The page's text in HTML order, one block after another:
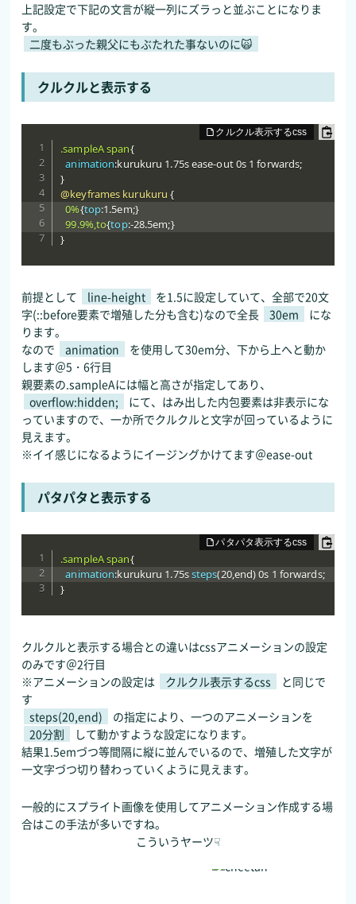
上記設定で下記の文言が縦一列にズラっと並ぶことになりま
す。
二度もぶった親父にもぶたれた事ないのに🙀
クルクルと表示する
.sampleA span{
animation:kurukuru 1.75s ease-out 0s 1 forwards;
}
@keyframes kurukuru {
0%{top:1.5em;}
99.9%,to{top:-28.5em;}
}
前提として line-height
を1.5に設定していて、全部で20文
字(::before要素で増殖した分も含む)なので全長
30em
にな
ります。
なので
animation
を使用して30em分、下から上へと動か
します＠5・6行目
親要素の.sampleAには幅と高さが指定してあり、
overflow:hidden;
にて、はみ出した内包要素は非表示にな
っていますので、一か所でクルクルと文字が回っているように
見えます。
※イイ感じになるようにイージングかけてます＠ease-out
パタパタと表示する
.sampleA span{
animation:kurukuru 1.75s steps(20,end) 0s 1 forwards;
}
クルクルと表示する場合との違いはcssアニメーションの設定
のみです＠2行目
※アニメーションの設定は
クルクル表示するcss
と同じで
す
steps(20,end)
の指定により、一つのアニメーションを
20分割
して動かすような設定になります。
結果1.5emづつ等間隔に縦に並んでいるので、増殖した文字が
一文字づつ切り替わっていくように見えます。
一般的にスプライト画像を使用してアニメーション作成する場
合はこの手法が多いですね。
こういうヤーツ☟